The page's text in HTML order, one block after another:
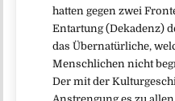
hatten gegen zwei
Entartung (Dekadenz)
das Übernatürliche,
Menschlichen nicht
Der mit der